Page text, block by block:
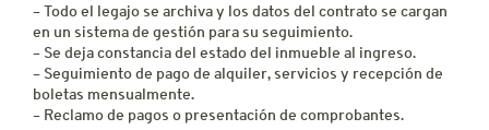
– Todo el legajo se archiva y los datos del contrato se cargan
en un sistema de gestión para su seguimiento.
– Se deja constancia del estado del inmueble al ingreso.
– Seguimiento de pago de alquiler, servicios y recepción de
boletas mensualmente.
– Reclamo de pagos o presentación de comprobantes.